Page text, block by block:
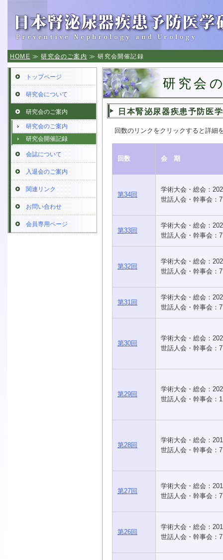
HOME ≫研究会のご案内 ≫ 研究会開催記録
トップページ
研究会について
研究会のご案内
研究会のご案内
研究会開催記録
会誌について
入退会のご案内
関連リンク
お問い合わせ
会員専用ページ
研究会
日本腎泌尿器疾患予防医
回数のリンクをクリックすると詳細
回数 会 期
第34回
学術大会・総会：
世話人会・幹事会：
第33回
学術大会・総会：
世話人会・幹事会：
第32回
学術大会・総会：
世話人会・幹事会：
第31回
学術大会・総会：
世話人会・幹事会：
第30回
学術大会・総会：
世話人会・幹事会：
第29回
学術大会・総会：
世話人会・幹事会：
第28回
学術大会・総会：
世話人会・幹事会：
第27回
学術大会・総会：
世話人会・幹事会：
第26回
学術大会・総会：
世話人会・幹事会：